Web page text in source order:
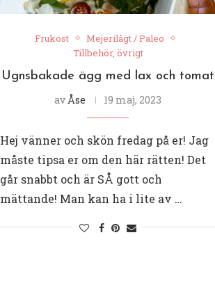
Frukost
Mejerilågt / Paleo
Tillbehör, övrigt
Ugnsbakade ägg med lax och tomat
avÅse 19 maj, 2023
Hej vänner och skön fredag på er! Jag
måste tipsa er om den här rätten! Det
går snabbt och är SÅ gott och
mättande! Man kan ha i lite av …